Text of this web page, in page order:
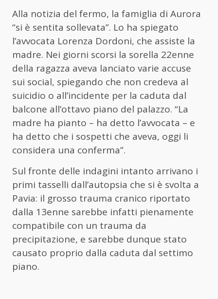
Alla notizia del fermo, la famiglia di Aurora
“si è sentita sollevata”. Lo ha spiegato
l’avvocata Lorenza Dordoni, che assiste la
madre. Nei giorni scorsi la sorella 22enne
della ragazza aveva lanciato varie accuse
sui social, spiegando che non credeva al
suicidio o all’incidente per la caduta dal
balcone all’ottavo piano del palazzo. “La
madre ha pianto – ha detto l’avvocata – e
ha detto che i sospetti che aveva, oggi li
considera una conferma”.
Sul fronte delle indagini intanto arrivano i
primi tasselli dall’autopsia che si è svolta a
Pavia: il grosso trauma cranico riportato
dalla 13enne sarebbe infatti pienamente
compatibile con un trauma da
precipitazione, e sarebbe dunque stato
causato proprio dalla caduta dal settimo
piano.